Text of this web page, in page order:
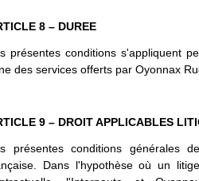
8 – DUREE
présentes conditions s'appliquent
des services offerts par Oyonnax
9 – DROIT APPLICABLES
présentes conditions générales
Dans l'hypothèse où un